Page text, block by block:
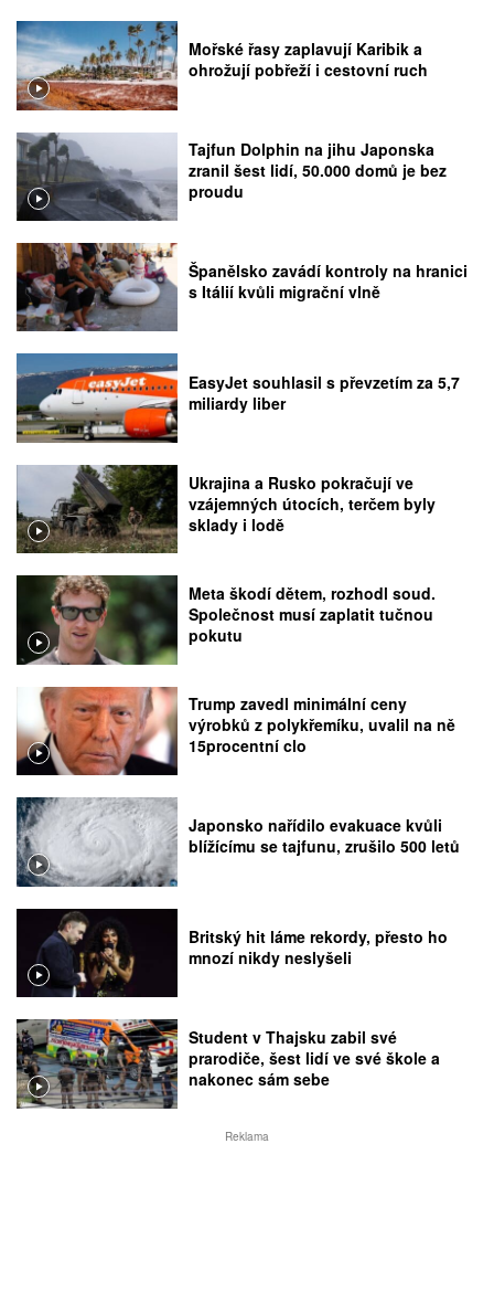
Mořské řasy zaplavují Karibik a
ohrožují pobřeží i cestovní ruch
Tajfun Dolphin na jihu Japonska
zranil šest lidí, 50.000 domů je bez
proudu
Španělsko zavádí kontroly na hranici
s Itálií kvůli migrační vlně
EasyJet souhlasil s převzetím za 5,7
miliardy liber
Ukrajina a Rusko pokračují ve
vzájemných útocích, terčem byly
sklady i lodě
Meta škodí dětem, rozhodl soud.
Společnost musí zaplatit tučnou
pokutu
Trump zavedl minimální ceny
výrobků z polykřemíku, uvalil na ně
15procentní clo
Japonsko nařídilo evakuace kvůli
blížícímu se tajfunu, zrušilo 500 letů
Britský hit láme rekordy, přesto ho
mnozí nikdy neslyšeli
Student v Thajsku zabil své
prarodiče, šest lidí ve své škole a
nakonec sám sebe
Reklama